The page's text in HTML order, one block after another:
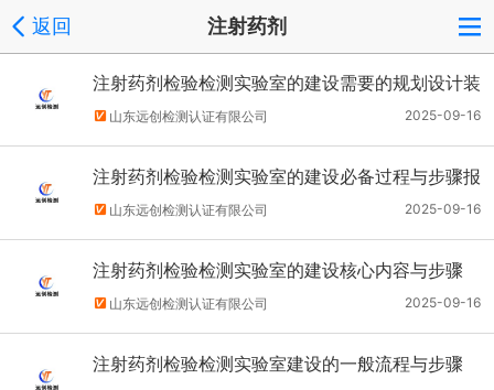
返回 注射药剂
注射药剂检验检测实验室的建设需要的规划设计装
修方案
2025-09-16
山东远创检测认证有限公司
注射药剂检验检测实验室的建设必备过程与步骤报
价
2025-09-16
山东远创检测认证有限公司
注射药剂检验检测实验室的建设核心内容与步骤
2025-09-16
山东远创检测认证有限公司
注射药剂检验检测实验室建设的一般流程与步骤